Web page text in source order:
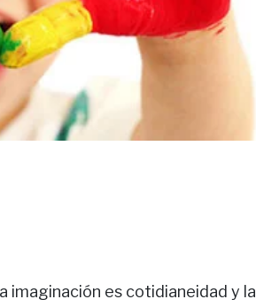
imaginación es cotidianeidad y la